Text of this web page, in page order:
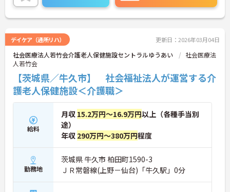
デイケア（通所リハ） 更新日：2026年03月04日
社会医療法人若竹会介護老人保健施設セントラルゆうあい
社会医療法
人若竹会
【茨城県／牛久市】 社会福祉法人が運営する介
護老人保健施設＜介護職＞
給料
月収 15.2万円～16.9万円以上（各種手当別
途）
年収 290万円～380万円程度
勤務地
茨城県 牛久市 柏田町1590-3
ＪＲ常磐線(上野－仙台)「牛久駅」0分